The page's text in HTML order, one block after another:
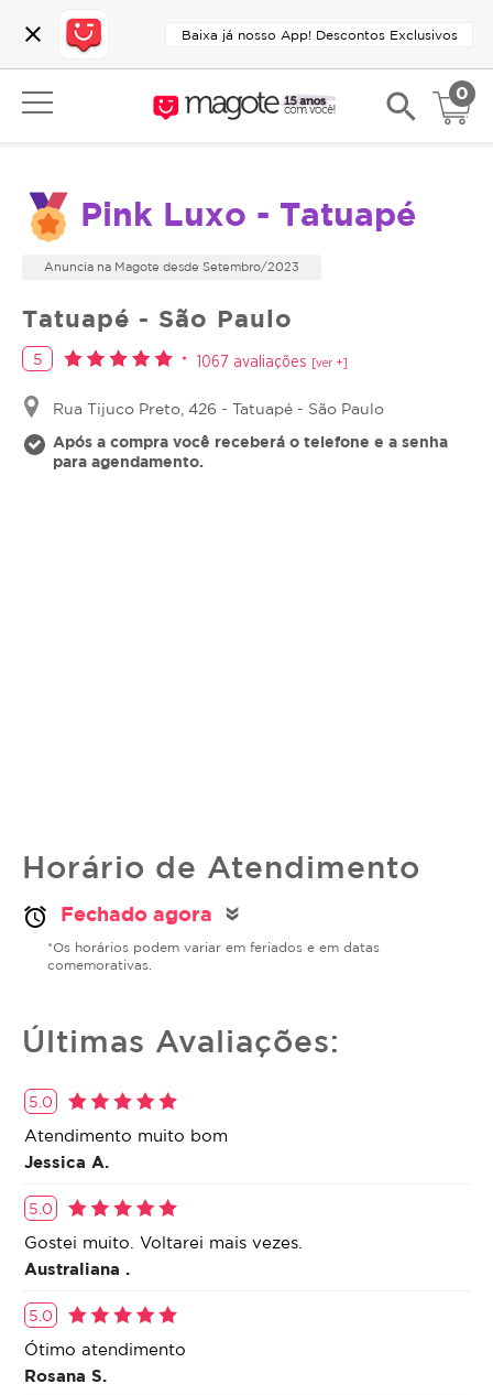
close Baixa já nosso App! Descontos Exclusivos
search 0
Pink Luxo - Tatuapé
Anuncia na Magote desde Setembro/2023
Tatuapé - São Paulo
5 1067 avaliações [ver +]
Rua Tijuco Preto, 426 - Tatuapé - São Paulo
Após a compra você receberá o telefone e a senha
para agendamento.
Horário de Atendimento
alarm Fechado agora double_arrow
*Os horários podem variar em feriados e em datas
comemorativas.
Últimas Avaliações:
5.0
Atendimento muito bom
Jessica A.
5.0
Gostei muito. Voltarei mais vezes.
Australiana .
5.0
Ótimo atendimento
Rosana S.